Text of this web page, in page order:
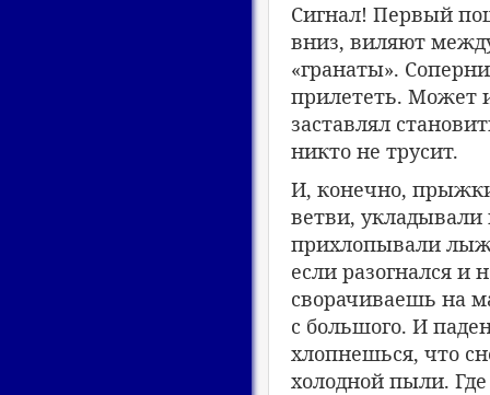
Сигнал! Первый
вниз, виляют
«гранаты».
прилететь. Может
заставлял
никто не трусит.
И, конечно,
ветви, укладывали
прихлопывали
если разогнался и
сворачиваешь на
с большого. И
хлопнешься, что
холодной пыли.